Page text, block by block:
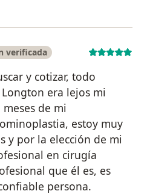
verificada
y cotizar, todo
era lejos mi
de mi
estoy muy
y por la elección de mi
en cirugía
que él es, es
persona.